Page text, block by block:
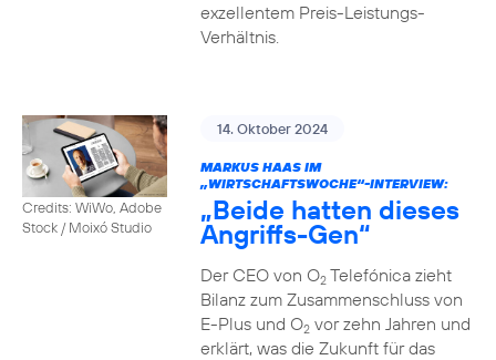
exzellentem Preis-Leistungs-
Verhältnis.
Credits: WiWo, Adobe
Stock / Moixó Studio
14. Oktober 2024
MARKUS HAAS IM
„WIRTSCHAFTSWOCHE“-INTERVIEW:
„Beide hatten dieses
Angriffs-Gen“
Der CEO von O2Telefónica zieht
Bilanz zum Zusammenschluss von
E-Plus und O2vor zehn Jahren und
erklärt, was die Zukunft für das